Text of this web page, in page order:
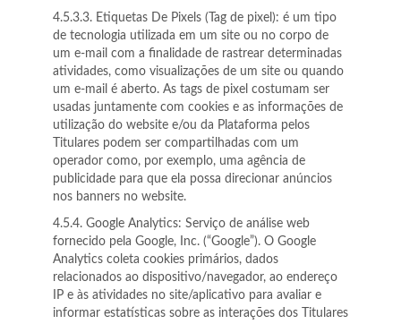
4.5.3.3. Etiquetas De Pixels (Tag de pixel): é um tipo
de tecnologia utilizada em um site ou no corpo de
um e-mail com a finalidade de rastrear determinadas
atividades, como visualizações de um site ou quando
um e-mail é aberto. As tags de pixel costumam ser
usadas juntamente com cookies e as informações de
utilização do website e/ou da Plataforma pelos
Titulares podem ser compartilhadas com um
operador como, por exemplo, uma agência de
publicidade para que ela possa direcionar anúncios
nos banners no website.
4.5.4. Google Analytics: Serviço de análise web
fornecido pela Google, Inc. (“Google”). O Google
Analytics coleta cookies primários, dados
relacionados ao dispositivo/navegador, ao endereço
IP e às atividades no site/aplicativo para avaliar e
informar estatísticas sobre as interações dos Titulares